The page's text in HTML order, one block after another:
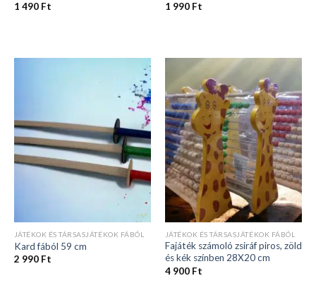
1 490 Ft
1 990 Ft
JÁTÉKOK ÉS TÁRSASJÁTÉKOK FÁBÓL
Kard fából 59 cm
2 990 Ft
JÁTÉKOK ÉS TÁRSASJÁTÉKOK FÁBÓL
Fajáték számoló zsiráf piros, zöld
és kék színben 28X20 cm
4 900 Ft